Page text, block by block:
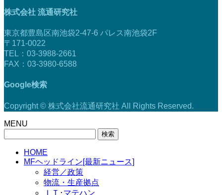
株式会社 流通研究社
東京都豊島区南池袋2-47-6 パレス南池袋2F
〒171-0022
TEL：03-3988-2661
FAX：03-3980-6588
Google検索
Copyright © 株式会社流通研究社 All Rights Reserved.
MENU
HOME
MFヘッドライン[最新ニュース]
経営／政策
物流・生産拠点
ＩＴ･マテハン